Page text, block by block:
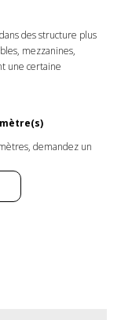
des structure plus
mezzanines,
une certaine
mètre(s)
demandez un